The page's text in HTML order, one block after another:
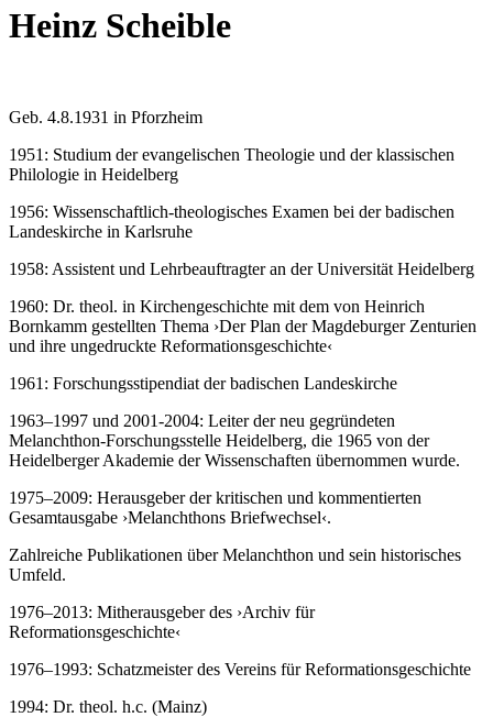
Heinz Scheible
Geb. 4.8.1931 in Pforzheim
1951: Studium der evangelischen Theologie und der klassischen
Philologie in Heidelberg
1956: Wissenschaftlich-theologisches Examen bei der badischen
Landeskirche in Karlsruhe
1958: Assistent und Lehrbeauftragter an der Universität Heidelberg
1960: Dr. theol. in Kirchengeschichte mit dem von Heinrich
Bornkamm gestellten Thema ›Der Plan der Magdeburger Zenturien
und ihre ungedruckte Reformationsgeschichte‹
1961: Forschungsstipendiat der badischen Landeskirche
1963–1997 und 2001-2004: Leiter der neu gegründeten
Melanchthon-Forschungsstelle Heidelberg, die 1965 von der
Heidelberger Akademie der Wissenschaften übernommen wurde.
1975–2009: Herausgeber der kritischen und kommentierten
Gesamtausgabe ›Melanchthons Briefwechsel‹.
Zahlreiche Publikationen über Melanchthon und sein historisches
Umfeld.
1976–2013: Mitherausgeber des ›Archiv für
Reformationsgeschichte‹
1976–1993: Schatzmeister des Vereins für Reformationsgeschichte
1994: Dr. theol. h.c. (Mainz)